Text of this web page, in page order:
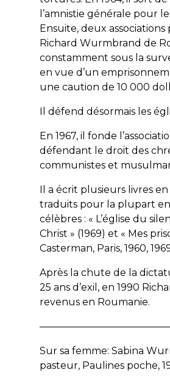
l’amnistie générale pour
Ensuite, deux
Richard Wurmbrand de
constamment sous la
en vue d’un
une caution de 10 000
Il défend désormais les
En 1967, il fonde
défendant le droit des
communistes et
Il a écrit plusieurs livres
traduits pour la plupart en
célèbres : « L’église du
Christ » (1969) et « Mes
Casterman, Paris, 1960,
Après la chute de la
25 ans d’exil, en 1990
revenus en Roumanie.
Sur sa femme: Sabina
pasteur, Paulines poche,